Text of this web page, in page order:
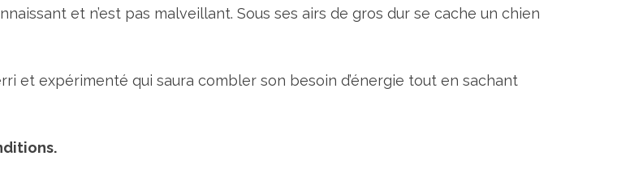
et n’est pas malveillant. Sous ses airs de gros dur se cache un chien
et expérimenté qui saura combler son besoin d’énergie tout en sachant